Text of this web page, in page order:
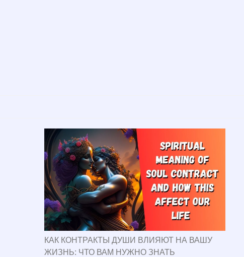
КАК КОНТРАКТЫ ДУШИ ВЛИЯЮТ НА ВАШУ
ЖИЗНЬ: ЧТО ВАМ НУЖНО ЗНАТЬ